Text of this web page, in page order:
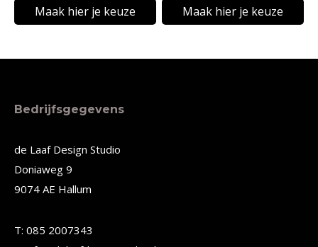
Maak hier je keuze
product
meerdere
Deze
optie
kan
worden
Maak hier je keuze
product
Bedrijfsgegevens
de Laaf Design Studio
Doniaweg 9
9074 AE Hallum
T: 085 2007343